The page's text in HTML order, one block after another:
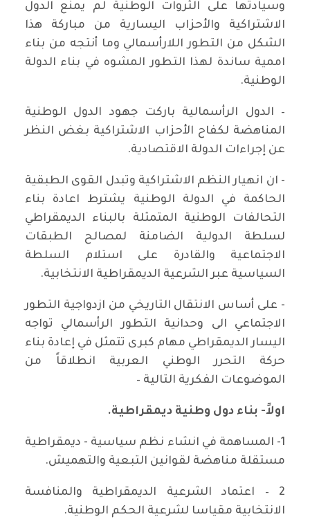
وسيادتها على الثروات الوطنية لم يمنع الدول
الاشتراكية والأحزاب اليسارية من مباركة هذا
الشكل من التطور اللارأسمالي وما أنتجه من بناء
اممية ساندة لهذا التطور المشوه في بناء الدولة
الوطنية.
– الدول الرأسمالية باركت جهود الدول الوطنية
المناهضة لكفاح الأحزاب الاشتراكية بغض النظر
عن إجراءات الدولة الاقتصادية.
- ان انهيار النظم الاشتراكية وتبدل القوى الطبقية
الحاكمة في الدولة الوطنية يشترط اعادة بناء
التحالفات الوطنية المتمثلة بالبناء الديمقراطي
لسلطة الدولية الضامنة لمصالح الطبقات
الاجتماعية والقادرة على استلام السلطة
السياسية عبر الشرعية الديمقراطية الانتخابية.
- على أساس الانتقال التاريخي من ازدواجية التطور
الاجتماعي الى وحدانية التطور الرأسمالي تواجه
اليسار الديمقراطي مهام كبرى تتمثل في إعادة بناء
حركة التحرر الوطني العربية انطلاقاً من
الموضوعات الفكرية التالية –
اولاً- بناء دول وطنية ديمقراطية.
1- المساهمة في انشاء نظم سياسية - ديمقراطية
مستقلة مناهضة لقوانين التبعية والتهميش.
2 – اعتماد الشرعية الديمقراطية والمنافسة
الانتخابية مقياسا لشرعية الحكم الوطنية.